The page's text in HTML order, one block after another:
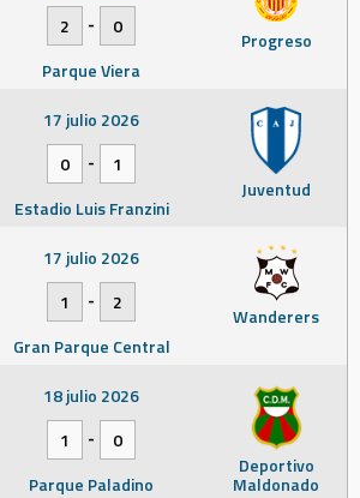
Progreso
2
-
0
Parque Viera
Juventud
17 julio 2026
0
-
1
Estadio Luis Franzini
Wanderers
17 julio 2026
1
-
2
Gran Parque Central
Deportivo
Maldonado
18 julio 2026
1
-
0
Parque Paladino